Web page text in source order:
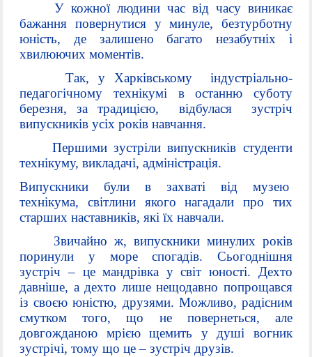
У кожної людини час від часу виникає
бажання повернутися у минуле, безтурботну
юність, де залишено багато незабутніх і
хвилюючих моментів.
Так, у Харківському індустріально-
педагогічному технікумі в останню суботу
березня, за традицією, відбулася зустріч
випускників усіх років навчання.
Першими зустріли випускників студенти
технікуму, викладачі, адміністрація.
Випускники були в захваті від музею
технікума, світлини якого нагадали про тих
старших наставників, які їх навчали.
Звичайно ж, випускники минулих років
поринули у море спогадів. Сьогоднішня
зустріч – це мандрівка у світ юності. Дехто
давніше, а дехто лише нещодавно попрощався
із своєю юністю, друзями. Можливо, радісним
смутком того, що не повернеться, але
довгожданою мрією щемить у душі вогник
зустрічі, тому що це – зустріч друзів.